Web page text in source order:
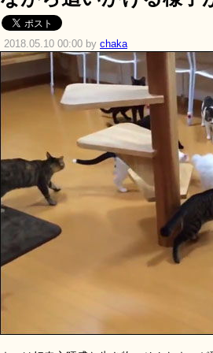
2018.05.10 00:00 by chaka